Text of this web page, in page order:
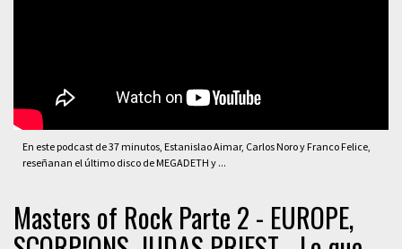
En este podcast de 37 minutos, Estanislao Aimar, Carlos Noro y Franco Felice,
reseñanan el último disco de MEGADETH y ...
Masters of Rock Parte 2 - EUROPE,